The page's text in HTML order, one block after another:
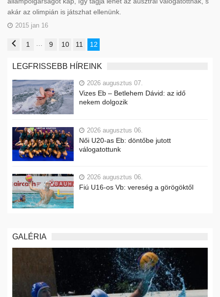
akár az olimpián is játszhat ellenünk.
2015 jan 16
1 … 9 10 11 12
LEGFRISSEBB HÍREINK
2026 augusztus 07.
Vizes Eb – Betlehem Dávid: az idő
nekem dolgozik
2026 augusztus 06.
Női U20-as Eb: döntőbe jutott
válogatottunk
2026 augusztus 06.
Fiú U16-os Vb: vereség a görögöktől
GALÉRIA